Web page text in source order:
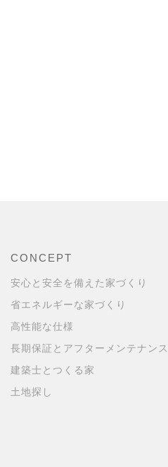
CONCEPT
安心と安全を備えた家づくり
省エネルギーな家づくり
高性能な仕様
長期保証とアフターメンテナンス
建築士とつくる家
土地探し